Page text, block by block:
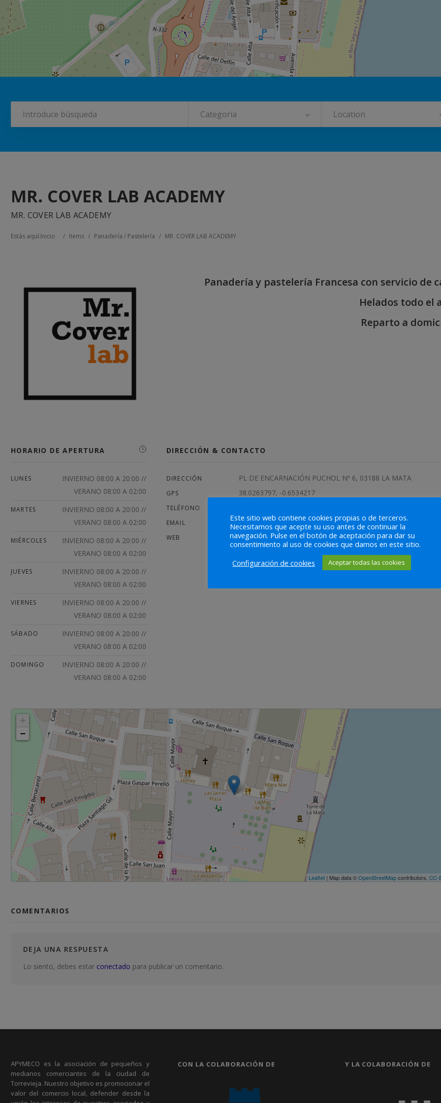
Categoría Location
MR. COVER LAB ACADEMY
MR. COVER LAB ACADEMY
Estás aquí:Inicio / Items / Panadería / Pastelería / MR. COVER LAB ACADEMY
Panadería y pastelería Francesa con servicio de
Helados todo el
Reparto a
HORARIO DE APERTURA
LUNES
INVIERNO 08:00 A 20:00 //
VERANO 08:00 A 02:00
MARTES
INVIERNO 08:00 A 20:00 //
VERANO 08:00 A 02:00
MIÉRCOLES
INVIERNO 08:00 A 20:00 //
VERANO 08:00 A 02:00
JUEVES
INVIERNO 08:00 A 20:00 //
VERANO 08:00 A 02:00
VIERNES
INVIERNO 08:00 A 20:00 //
VERANO 08:00 A 02:00
SÁBADO
INVIERNO 08:00 A 20:00 //
VERANO 08:00 A 02:00
DOMINGO
INVIERNO 08:00 A 20:00 //
VERANO 08:00 A 02:00
DIRECCIÓN & CONTACTO
DIRECCIÓN PL DE ENCARNACIÓN PUCHOL Nº 6, 03188 LA MATA
GPS 38.0263797, -0.6534217
TELÉFONO
EMAIL pedidos@mrcoverlab.com
WEB https://mrcoverlab.com/
+
−
Leaflet | Map data ©OpenStreetMapcontributors,CC-
COMENTARIOS
DEJA UNA RESPUESTA
Lo siento, debes estar conectado para publicar un comentario.
APYMECO es la asociación de pequeños y
medianos comerciantes de la ciudad de
Torrevieja. Nuestro objetivo es promocionar el
valor del comercio local, defender desde la
CON LA COLABORACIÓN DE Y LA COLABORACIÓN DE
Este sitio web contiene cookies propias o de terceros.
Necesitamos que acepte su uso antes de continuar la
navegación. Pulse en el botón de aceptación para dar su
consentimiento al uso de cookies que damos en este sitio.
Configuración de cookies
Aceptar todas las cookies